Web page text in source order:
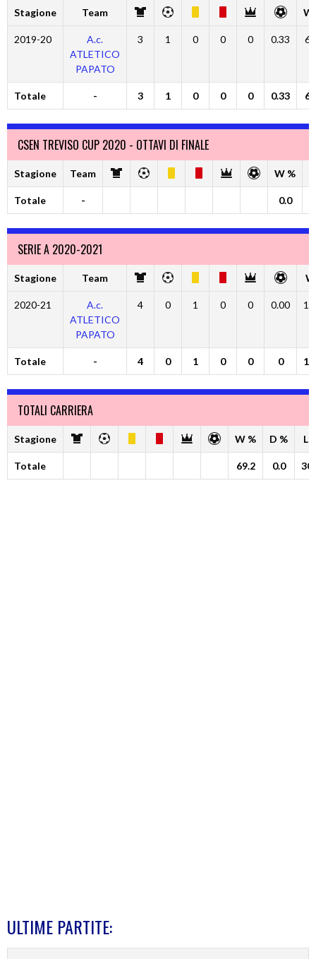
Stagione Team W
2019-20
A.c.
ATLETICO
PAPATO
3 1 0 0 0 0.33
Totale - 3 1 0 0 0 0.33
CSEN TREVISO CUP 2020 - OTTAVI DI FINALE
Stagione Team W %
Totale - 0.0
SERIE A 2020-2021
Stagione Team
2020-21
A.c.
ATLETICO
PAPATO
4 0 1 0 0 0.00
Totale - 4 0 1 0 0 0
TOTALI CARRIERA
Stagione W % D % L
Totale 69.2 0.0
ULTIME PARTITE: